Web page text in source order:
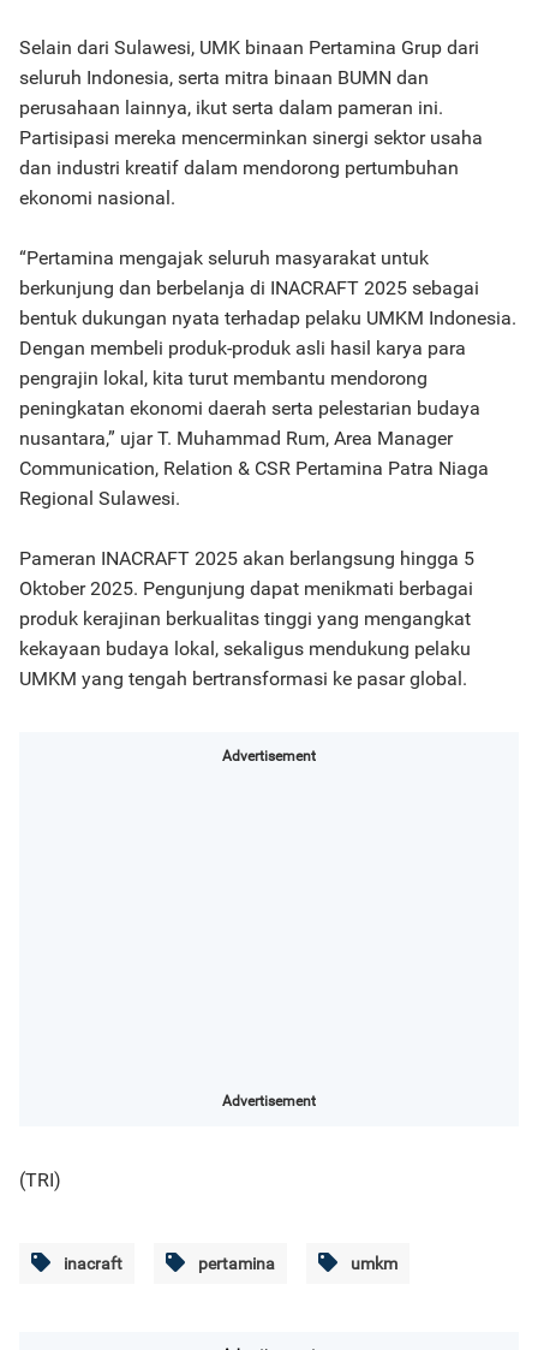
Selain dari Sulawesi, UMK binaan Pertamina Grup dari
seluruh Indonesia, serta mitra binaan BUMN dan
perusahaan lainnya, ikut serta dalam pameran ini.
Partisipasi mereka mencerminkan sinergi sektor usaha
dan industri kreatif dalam mendorong pertumbuhan
ekonomi nasional.
“Pertamina mengajak seluruh masyarakat untuk
berkunjung dan berbelanja di INACRAFT 2025 sebagai
bentuk dukungan nyata terhadap pelaku UMKM Indonesia.
Dengan membeli produk-produk asli hasil karya para
pengrajin lokal, kita turut membantu mendorong
peningkatan ekonomi daerah serta pelestarian budaya
nusantara,” ujar T. Muhammad Rum, Area Manager
Communication, Relation & CSR Pertamina Patra Niaga
Regional Sulawesi.
Pameran INACRAFT 2025 akan berlangsung hingga 5
Oktober 2025. Pengunjung dapat menikmati berbagai
produk kerajinan berkualitas tinggi yang mengangkat
kekayaan budaya lokal, sekaligus mendukung pelaku
UMKM yang tengah bertransformasi ke pasar global.
Advertisement
Advertisement
(TRI)
inacraft pertamina umkm